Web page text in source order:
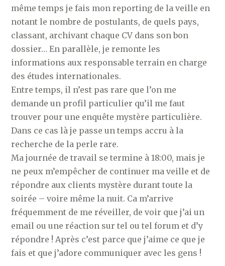
même temps je fais mon reporting de la veille en
notant le nombre de postulants, de quels pays,
classant, archivant chaque CV dans son bon
dossier… En parallèle, je remonte les
informations aux responsable terrain en charge
des études internationales.
Entre temps, il n’est pas rare que l’on me
demande un profil particulier qu’il me faut
trouver pour une enquête mystère particulière.
Dans ce cas là je passe un temps accru à la
recherche de la perle rare.
Ma journée de travail se termine à 18:00, mais je
ne peux m’empêcher de continuer ma veille et de
répondre aux clients mystère durant toute la
soirée – voire même la nuit. Ca m’arrive
fréquemment de me réveiller, de voir que j’ai un
email ou une réaction sur tel ou tel forum et d’y
répondre ! Après c’est parce que j’aime ce que je
fais et que j’adore communiquer avec les gens !